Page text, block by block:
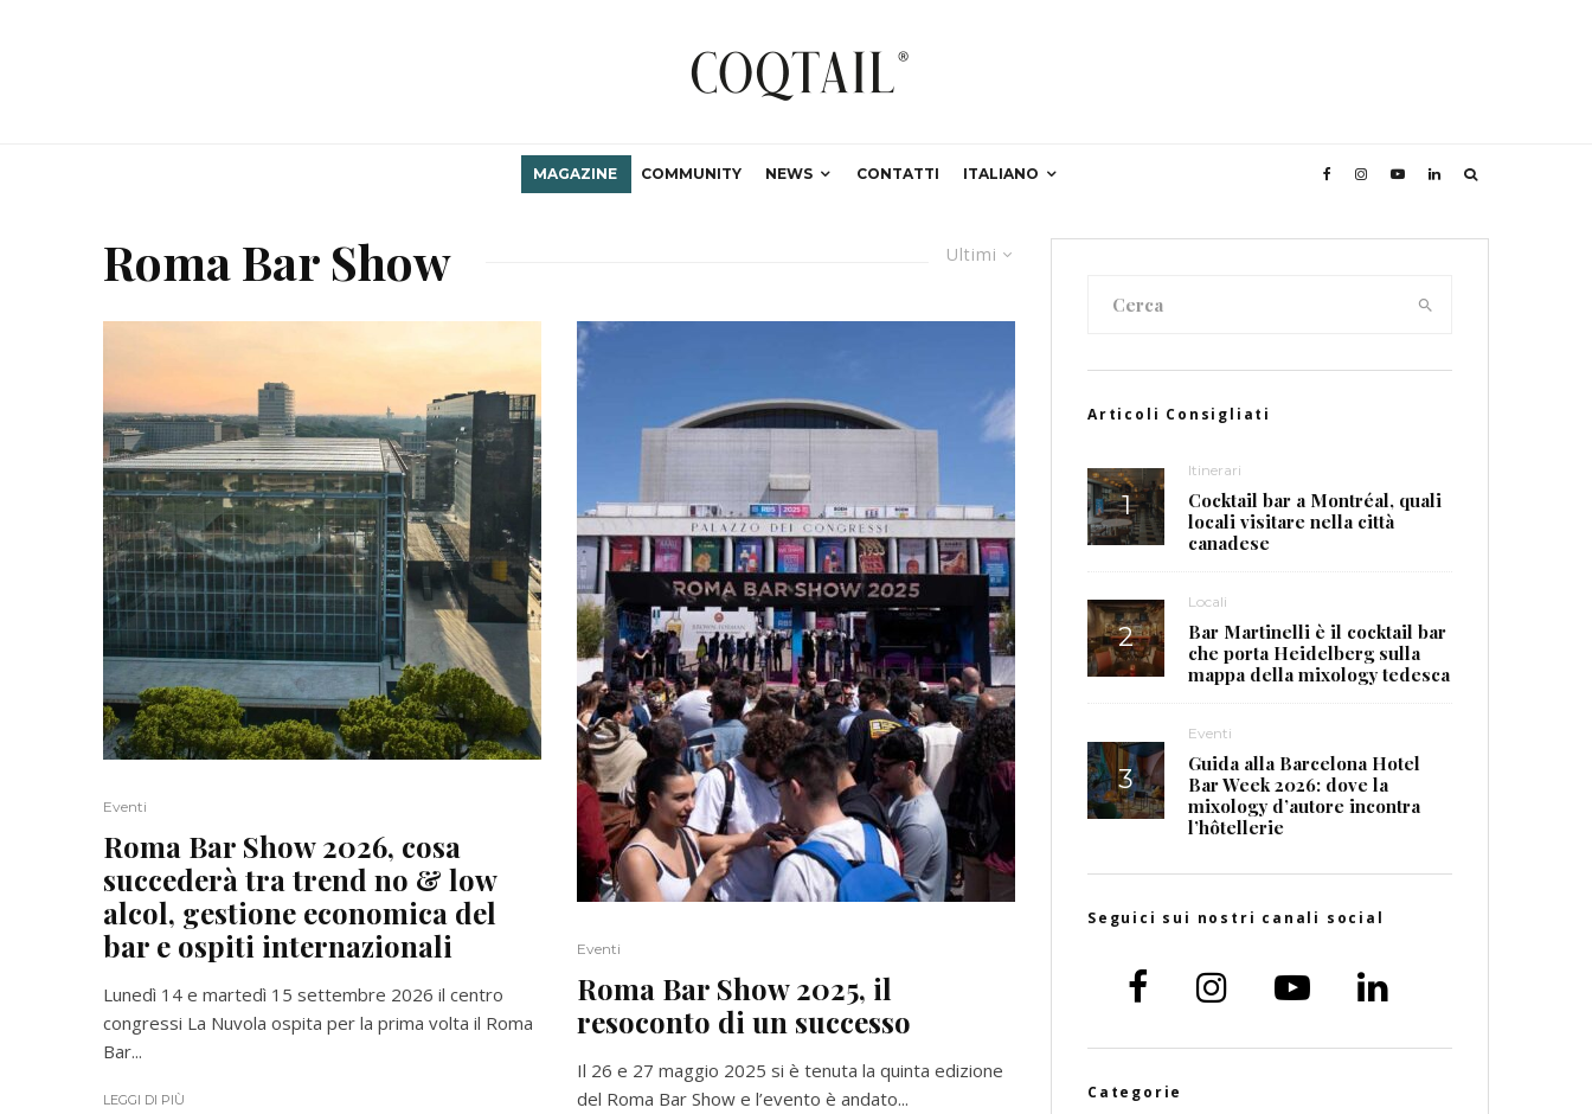
MAGAZINE COMMUNITY NEWS CONTATTI ITALIANO
Ultimi
Roma Bar Show
Eventi
Roma Bar Show 2026, cosa
succederà tra trend no & low
alcol, gestione economica del
bar e ospiti internazionali
Lunedì 14 e martedì 15 settembre 2026 il centro
congressi La Nuvola ospita per la prima volta il Roma
Bar...
LEGGI DI PIÙ
Eventi
Roma Bar Show 2025, il
resoconto di un successo
Il 26 e 27 maggio 2025 si è tenuta la quinta edizione
del Roma Bar Show e l’evento è andato...
Articoli Consigliati
Itinerari
Cocktail bar a Montréal, quali
locali visitare nella città
canadese
Locali
Bar Martinelli è il cocktail bar
che porta Heidelberg sulla
mappa della mixology tedesca
Eventi
Guida alla Barcelona Hotel
Bar Week 2026: dove la
mixology d’autore incontra
l’hôtellerie
Seguici sui nostri canali social
Categorie